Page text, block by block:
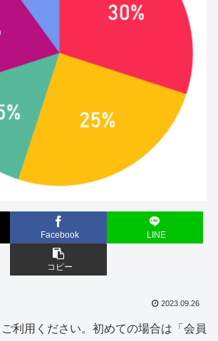
Facebook LINE
コピー
2023.09.26
利用ください。初めての場合は「会員